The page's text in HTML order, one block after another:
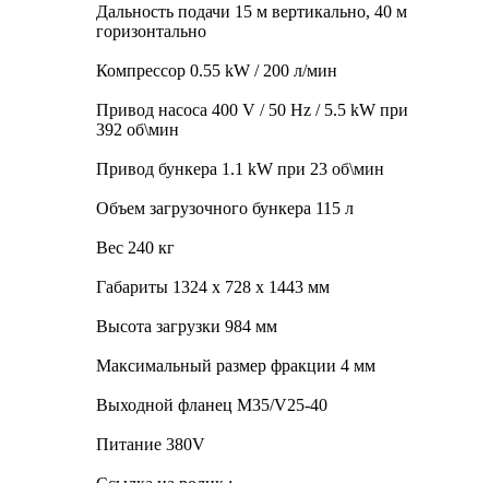
Дальность подачи 15 м вертикально, 40 м
горизонтально
Компрессор 0.55 kW / 200 л/мин
Привод насоса 400 V / 50 Hz / 5.5 kW при
392 об\мин
Привод бункера 1.1 kW при 23 об\мин
Объем загрузочного бункера 115 л
Вес 240 кг
Габариты 1324 х 728 х 1443 мм
Высота загрузки 984 мм
Максимальный размер фракции 4 мм
Выходной фланец M35/V25-40
Питание 380V